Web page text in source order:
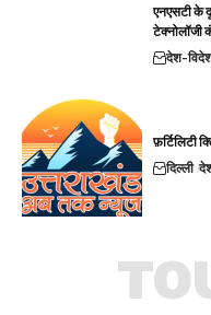
एनएसटी के
टेक्नोलॉजी
देश-
फ़र्टिलिटी
दिल्ली